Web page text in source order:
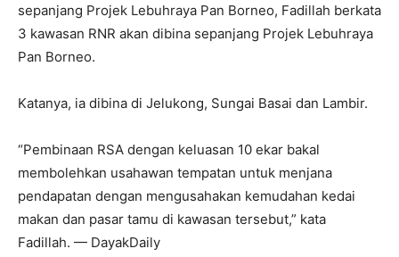
sepanjang Projek Lebuhraya Pan Borneo, Fadillah berkata
3 kawasan RNR akan dibina sepanjang Projek Lebuhraya
Pan Borneo.
Katanya, ia dibina di Jelukong, Sungai Basai dan Lambir.
“Pembinaan RSA dengan keluasan 10 ekar bakal
membolehkan usahawan tempatan untuk menjana
pendapatan dengan mengusahakan kemudahan kedai
makan dan pasar tamu di kawasan tersebut,” kata
Fadillah. — DayakDaily